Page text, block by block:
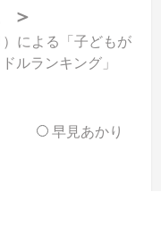
＞
による「子どもが
ルランキング」
早見あかり